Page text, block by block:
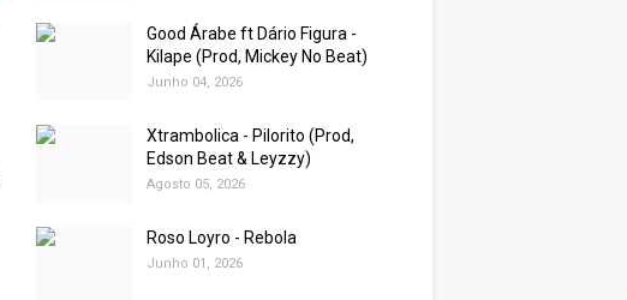
Good Árabe ft Dário Figura -
Kilape (Prod, Mickey No Beat)
Junho 04, 2026
Xtrambolica - Pilorito (Prod,
Edson Beat & Leyzzy)
Agosto 05, 2026
Roso Loyro - Rebola
Junho 01, 2026